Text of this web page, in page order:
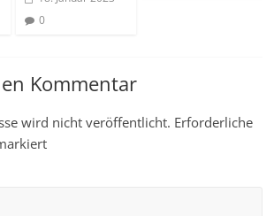
0
Kommentar
wird nicht veröffentlicht. Erforderliche